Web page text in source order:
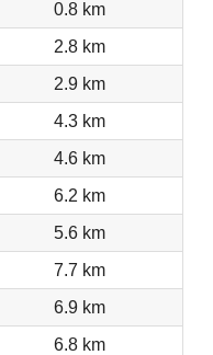
0.8 km
2.8 km
2.9 km
4.3 km
4.6 km
6.2 km
5.6 km
7.7 km
6.9 km
6.8 km